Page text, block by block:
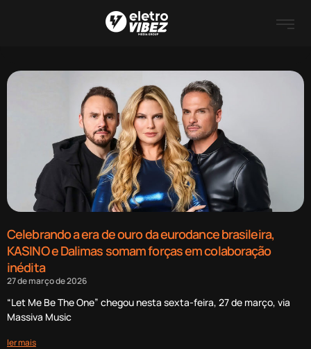
Celebrando a era de ouro da eurodance brasileira,
KASINO e Dalimas somam forças em colaboração
inédita
27 de março de 2026
“Let Me Be The One” chegou nesta sexta-feira, 27 de março, via
Massiva Music
ler mais